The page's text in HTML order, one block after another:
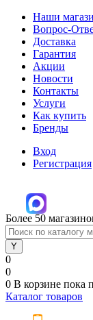
Наши
Вопрос-
Доставка
Гарантия
Акции
Новости
Контакты
Услуги
Как купить
Бренды
Вход
Регистрация
Более 50
0
0
0 В корзине пока
Каталог товаров